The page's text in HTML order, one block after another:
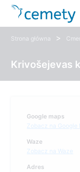
Strona główna >
Krivošejevas
Google maps
Zobacz na Google
Waze
Zobacz na Waze
Adres